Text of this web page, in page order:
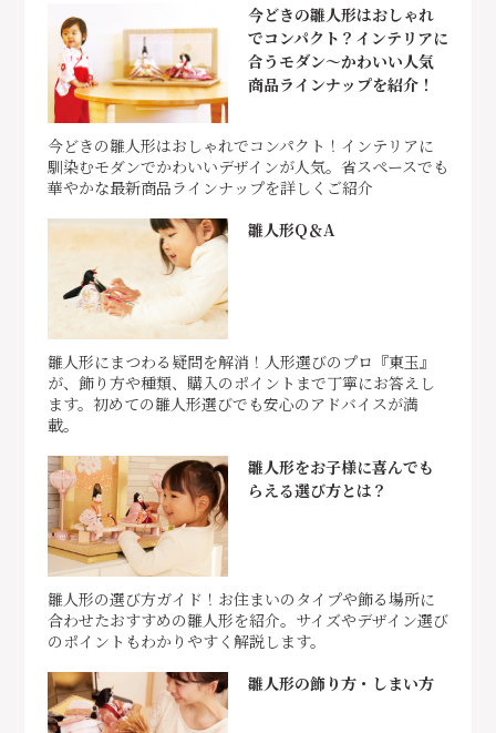
今どきの雛人形はおしゃれ
でコンパクト？インテリアに
合うモダン～かわいい人気
商品ラインナップを紹介！
今どきの雛人形はおしゃれでコンパクト！インテリアに
馴染むモダンでかわいいデザインが人気。省スペースでも
華やかな最新商品ラインナップを詳しくご紹介
雛人形Q＆A
雛人形にまつわる疑問を解消！人形選びのプロ『東玉』
が、飾り方や種類、購入のポイントまで丁寧にお答えし
ます。初めての雛人形選びでも安心のアドバイスが満
載。
雛人形をお子様に喜んでも
らえる選び方とは？
雛人形の選び方ガイド！お住まいのタイプや飾る場所に
合わせたおすすめの雛人形を紹介。サイズやデザイン選び
のポイントもわかりやすく解説します。
雛人形の飾り方・しまい方